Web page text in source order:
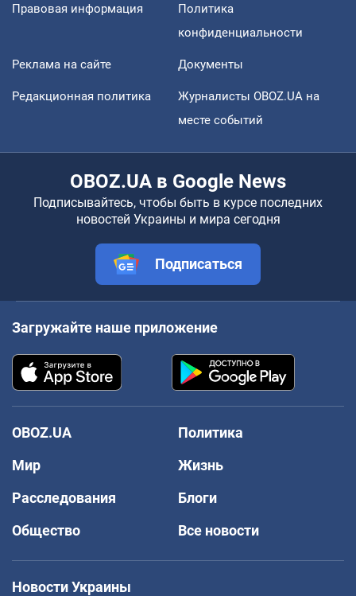
Правовая информация
Политика
конфиденциальности
Реклама на сайте Документы
Редакционная политика
Журналисты OBOZ.UA на
месте событий
OBOZ.UA в Google News
Подписывайтесь, чтобы быть в курсе последних
новостей Украины и мира сегодня
Подписаться
Загружайте наше приложение
OBOZ.UA
Политика
Мир
Жизнь
Расследования
Блоги
Общество
Все новости
Новости Украины